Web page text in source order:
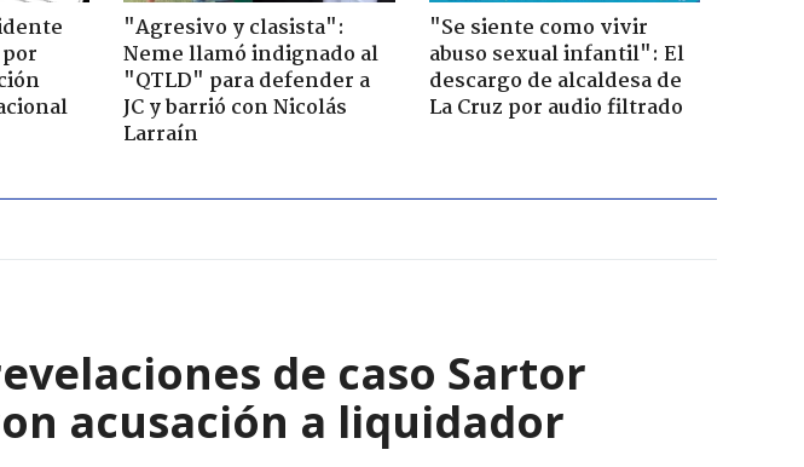
"Agresivo y clasista":
Neme llamó indignado al
"QTLD" para defender a
JC y barrió con Nicolás
Larraín
"Se siente como vivir
abuso sexual infantil": El
descargo de alcaldesa de
La Cruz por audio filtrado
de caso Sartor
acusación a liquidador